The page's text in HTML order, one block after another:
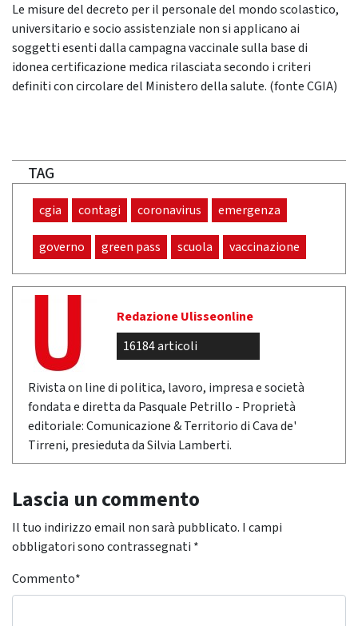
Le misure del decreto per il personale del mondo scolastico,
universitario e socio assistenziale non si applicano ai
soggetti esenti dalla campagna vaccinale sulla base di
idonea certificazione medica rilasciata secondo i criteri
definiti con circolare del Ministero della salute. (fonte CGIA)
TAG
cgia contagi coronavirus emergenza
governo green pass scuola vaccinazione
Redazione Ulisseonline
16184 articoli
Rivista on line di politica, lavoro, impresa e società
fondata e diretta da Pasquale Petrillo - Proprietà
editoriale: Comunicazione & Territorio di Cava de'
Tirreni, presieduta da Silvia Lamberti.
Lascia un commento
Il tuo indirizzo email non sarà pubblicato. I campi
obbligatori sono contrassegnati *
Commento*